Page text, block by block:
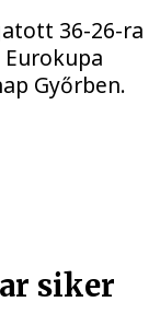
36-26-ra
Győrben.
siker